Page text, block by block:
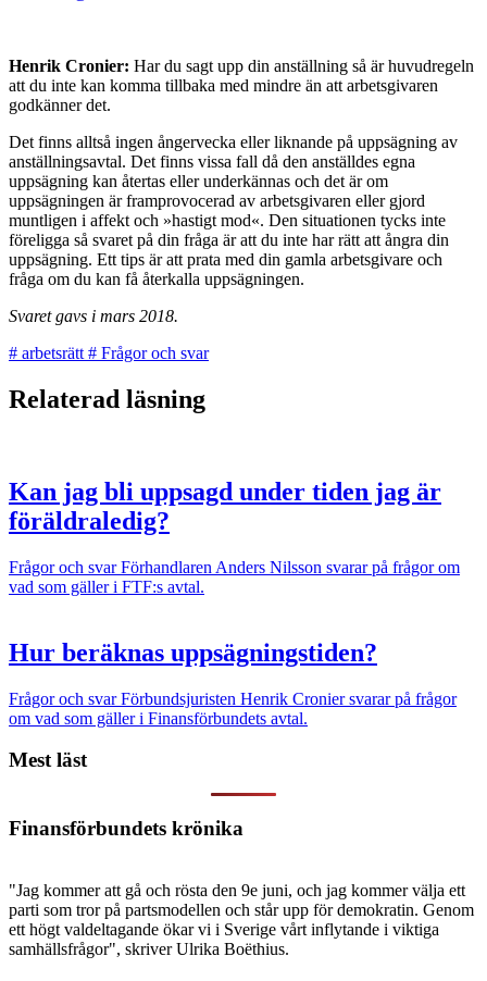
Henrik Cronier: Har du sagt upp din anställning så är huvudregeln
att du inte kan komma tillbaka med mindre än att arbets­givaren
godkänner det.
Det finns alltså ingen ångervecka eller liknande på uppsägning av
anställningsavtal. Det finns vissa fall då den anställdes egna
uppsägning kan återtas eller underkännas och det är om
uppsägningen är framprovocerad av arbetsgivaren eller gjord
muntligen i affekt och »hastigt mod«. Den situationen tycks inte
föreligga så svaret på din fråga är att du inte har rätt att ångra din
uppsägning. Ett tips är att prata med din gamla arbetsgivare och
fråga om du kan få återkalla uppsägningen.
Svaret gavs i mars 2018.
# arbetsrätt # Frågor och svar
Relaterad läsning
Kan jag bli uppsagd under tiden jag är
föräldra­ledig?
Frågor och svarFörhandlaren Anders Nilsson svarar på frågor om
vad som gäller i FTF:s avtal.
Hur beräknas uppsägnings­tiden?
Frågor och svarFörbundsjuristen Henrik Cronier svarar på frågor
om vad som gäller i Finansförbundets avtal.
Mest läst
Finansförbundets krönika
"Jag kommer att gå och rösta den 9e juni, och jag kommer välja ett
parti som tror på partsmodellen och står upp för demokratin. Genom
ett högt valdeltagande ökar vi i Sverige vårt inflytande i viktiga
samhällsfrågor", skriver Ulrika Boëthius.